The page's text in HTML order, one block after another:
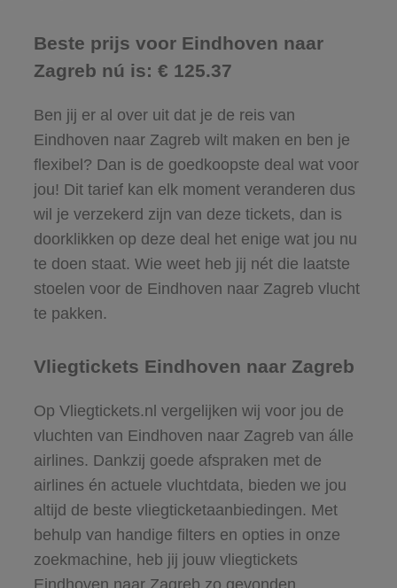
Beste prijs voor Eindhoven naar
Zagreb nú is: € 125.37
Ben jij er al over uit dat je de reis van
Eindhoven naar Zagreb wilt maken en ben je
flexibel? Dan is de goedkoopste deal wat voor
jou! Dit tarief kan elk moment veranderen dus
wil je verzekerd zijn van deze tickets, dan is
doorklikken op deze deal het enige wat jou nu
te doen staat. Wie weet heb jij nét die laatste
stoelen voor de Eindhoven naar Zagreb vlucht
te pakken.
Vliegtickets Eindhoven naar Zagreb
Op Vliegtickets.nl vergelijken wij voor jou de
vluchten van Eindhoven naar Zagreb van álle
airlines. Dankzij goede afspraken met de
airlines én actuele vluchtdata, bieden we jou
altijd de beste vliegticketaanbiedingen. Met
behulp van handige filters en opties in onze
zoekmachine, heb jij jouw vliegtickets
Eindhoven naar Zagreb zo gevonden.